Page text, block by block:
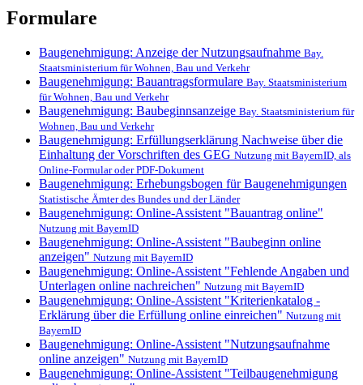
Formulare
Baugenehmigung: Anzeige der Nutzungsaufnahme Bay.
Staatsministerium für Wohnen, Bau und Verkehr
Baugenehmigung: Bauantragsformulare Bay. Staatsministerium
für Wohnen, Bau und Verkehr
Baugenehmigung: Baubeginnsanzeige Bay. Staatsministerium für
Wohnen, Bau und Verkehr
Baugenehmigung: Erfüllungserklärung Nachweise über die
Einhaltung der Vorschriften des GEG Nutzung mit BayernID, als
Online-Formular oder PDF-Dokument
Baugenehmigung: Erhebungsbogen für Baugenehmigungen
Statistische Ämter des Bundes und der Länder
Baugenehmigung: Online-Assistent "Bauantrag online"
Nutzung mit BayernID
Baugenehmigung: Online-Assistent "Baubeginn online
anzeigen" Nutzung mit BayernID
Baugenehmigung: Online-Assistent "Fehlende Angaben und
Unterlagen online nachreichen" Nutzung mit BayernID
Baugenehmigung: Online-Assistent "Kriterienkatalog -
Erklärung über die Erfüllung online einreichen" Nutzung mit
BayernID
Baugenehmigung: Online-Assistent "Nutzungsaufnahme
online anzeigen" Nutzung mit BayernID
Baugenehmigung: Online-Assistent "Teilbaugenehmigung